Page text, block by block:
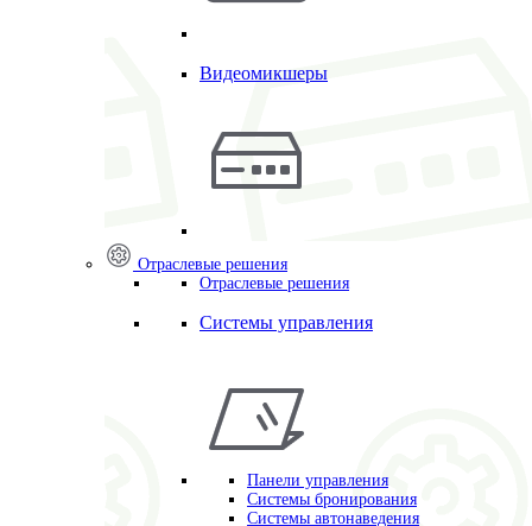
Видеомикшеры
Отраслевые решения
Отраслевые решения
Системы управления
Панели управления
Системы бронирования
Системы автонаведения